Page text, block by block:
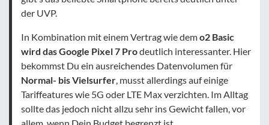
der UVP.
In Kombination mit einem Vertrag wie demo2 Basic
wird das Google Pixel 7 Prodeutlich interessanter. Hier
bekommst Du ein ausreichendes Datenvolumen für
Normal- bis Vielsurfer, musst allerdings auf einige
Tariffeatures wie 5G oder LTE Max verzichten. Im Alltag
sollte das jedoch nicht allzu sehr ins Gewicht fallen, vor